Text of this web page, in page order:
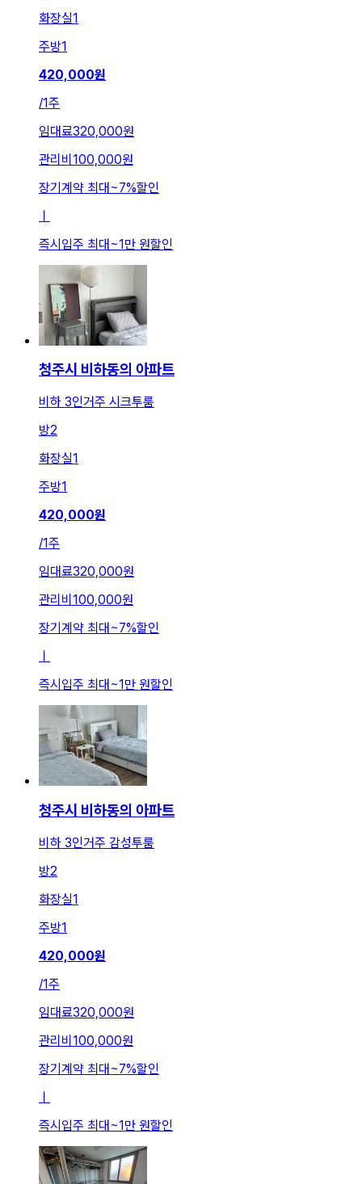
화장실1
주방1
420,000원
/1주
임대료320,000원
관리비 100,000원
장기계약 최대~7%할인
ㅣ
즉시입주 최대~1만 원할인
청주시 비하동의 아파트
비하 3인거주 시크투룸
방2
화장실1
주방1
420,000원
/1주
임대료320,000원
관리비 100,000원
장기계약 최대 ~7%할인
즉시입주 최대 ~1만 원할인
청주시 비하동의 아파트
비하 3인거주 감성투룸
방2
화장실1
주방1
420,000원
/1주
임대료320,000원
관리비 100,000원
장기계약 최대~7%할인
ㅣ
즉시입주 최대~1만 원할인